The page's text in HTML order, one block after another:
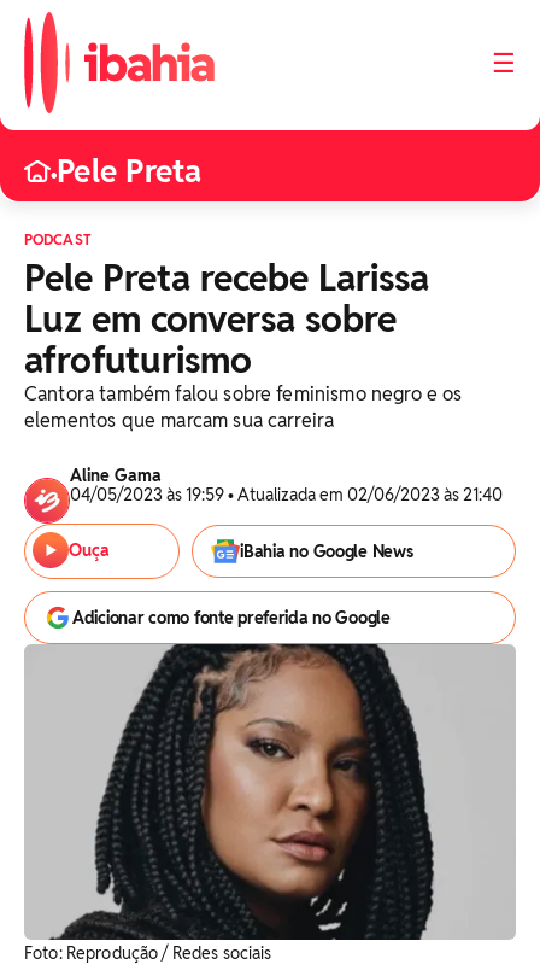
☰
•Pele Preta
PODCAST
Pele Preta recebe Larissa
Luz em conversa sobre
afrofuturismo
Cantora também falou sobre feminismo negro e os
elementos que marcam sua carreira
Aline Gama
04/05/2023 às 19:59 • Atualizada em 02/06/2023 às 21:40
Ouça iBahia no Google News
Adicionar como fonte preferida no Google
Foto: Reprodução / Redes sociais